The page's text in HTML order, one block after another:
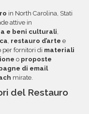
sfruttare
in North Carolina, Stati
attive in
e beni culturali,
, restauro d’arte e
per fornitori di materiali
o proposte
di email
mirate.
del Restauro